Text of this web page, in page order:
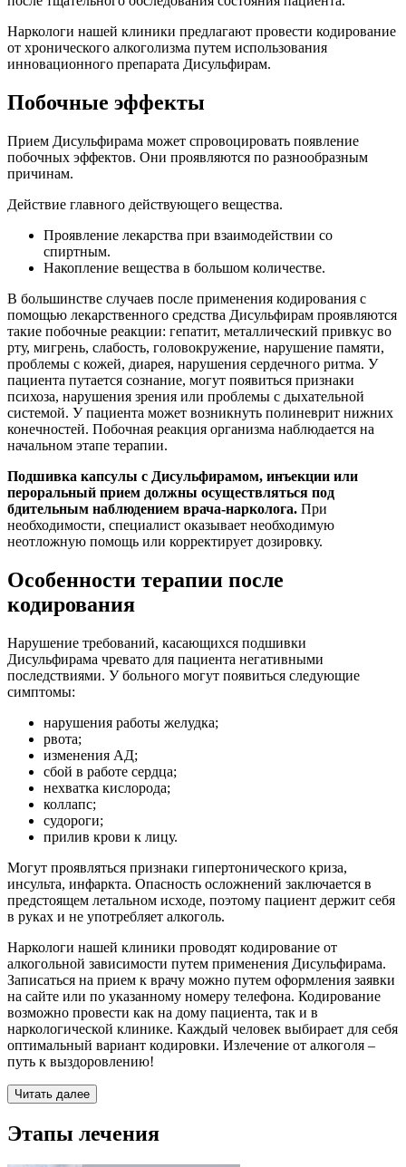
Наркологи нашей клиники предлагают провести кодирование
от хронического алкоголизма путем использования
инновационного препарата Дисульфирам.
Побочные эффекты
Прием Дисульфирама может спровоцировать появление
побочных эффектов. Они проявляются по разнообразным
причинам.
Действие главного действующего вещества.
Проявление лекарства при взаимодействии со
спиртным.
Накопление вещества в большом количестве.
В большинстве случаев после применения кодирования с
помощью лекарственного средства Дисульфирам проявляются
такие побочные реакции: гепатит, металлический привкус во
рту, мигрень, слабость, головокружение, нарушение памяти,
проблемы с кожей, диарея, нарушения сердечного ритма. У
пациента путается сознание, могут появиться признаки
психоза, нарушения зрения или проблемы с дыхательной
системой. У пациента может возникнуть полиневрит нижних
конечностей. Побочная реакция организма наблюдается на
начальном этапе терапии.
Подшивка капсулы с Дисульфирамом, инъекции или
пероральный прием должны осуществляться под
бдительным наблюдением врача-нарколога. При
необходимости, специалист оказывает необходимую
неотложную помощь или корректирует дозировку.
Особенности терапии после
кодирования
Нарушение требований, касающихся подшивки
Дисульфирама чревато для пациента негативными
последствиями. У больного могут появиться следующие
симптомы:
нарушения работы желудка;
рвота;
изменения АД;
сбой в работе сердца;
нехватка кислорода;
коллапс;
судороги;
прилив крови к лицу.
Могут проявляться признаки гипертонического криза,
инсульта, инфаркта. Опасность осложнений заключается в
предстоящем летальном исходе, поэтому пациент держит себя
в руках и не употребляет алкоголь.
Наркологи нашей клиники проводят кодирование от
алкогольной зависимости путем применения Дисульфирама.
Записаться на прием к врачу можно путем оформления заявки
на сайте или по указанному номеру телефона. Кодирование
возможно провести как на дому пациента, так и в
наркологической клинике. Каждый человек выбирает для себя
оптимальный вариант кодировки. Излечение от алкоголя –
путь к выздоровлению!
Читать далее
Этапы лечения